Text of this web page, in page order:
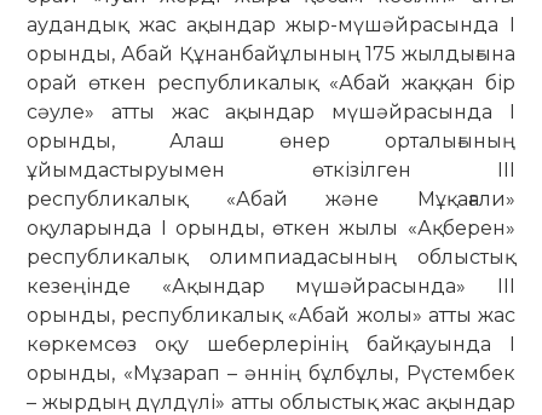
аудандық жас ақындар жыр-мүшәйрасында І
орынды, Абай Құнанбайұлының 175 жылдығына
орай өткен республикалық «Абай жаққан бір
сәуле» атты жас ақындар мүшәйрасында I
орынды, Алаш өнер орталығының
ұйымдастыруымен өткізілген III
республикалық «Абай және Мұқағали»
оқуларында I орынды, өткен жылы «Ақберен»
республикалық олимпиадасының облыстық
кезеңінде «Ақындар мүшәйрасында» ІІІ
орынды, республикалық «Абай жолы» атты жас
көркемсөз оқу шеберлерінің байқауында I
орынды, «Мұзарап – әннің бұлбұлы, Рүстембек
– жырдың дүлдүлі» атты облыстық жас ақындар